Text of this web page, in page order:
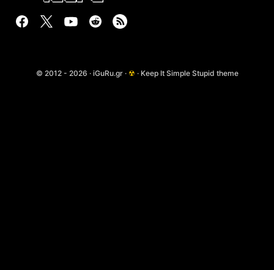
© 2012 - 2026 · iGuRu.gr · ☢ · Keep It Simple Stupid theme